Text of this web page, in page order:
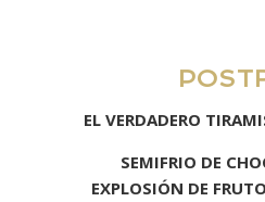
EL VERDADERO
SEMIFRIO DE
EXPLOSIÓN DE